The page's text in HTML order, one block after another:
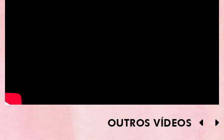
OUTROS VÍDEOS